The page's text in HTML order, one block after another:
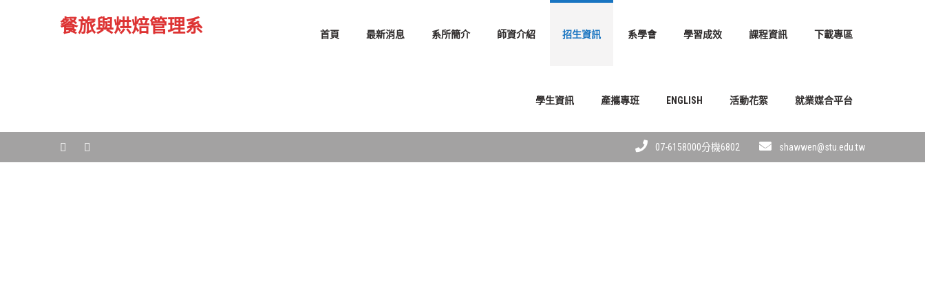
餐旅與烘焙管理系 首頁 最新消息 系所簡介 師資介紹 招生資訊 系學會 學習成效 課程資訊 下載專區
學生資訊 產攜專班 ENGLISH 活動花絮 就業媒合平台
07-6158000分機6802 shawwen@stu.edu.tw